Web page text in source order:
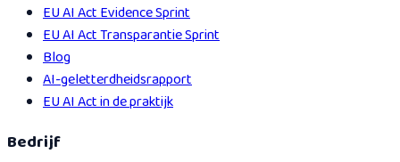
EU AI Act Evidence Sprint
EU AI Act Transparantie Sprint
Blog
AI-geletterdheidsrapport
EU AI Act in de praktijk
Bedrijf